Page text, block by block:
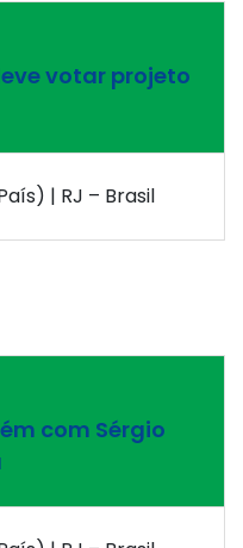
votar projeto
| RJ – Brasil
com Sérgio